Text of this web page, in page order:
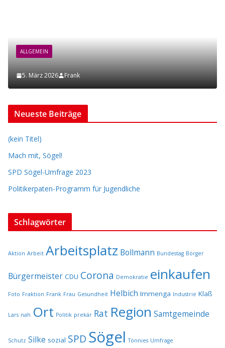
ALLGEMEIN
5. März 2026 Frank
Neueste Beiträge
(kein Titel)
Mach mit, Sögel!
SPD Sögel-Umfrage 2023
Politikerpaten-Programm für Jugendliche
Schlagwörter
Aktion Arbeit Arbeitsplatz Bollmann Bundestag Börger
Bürgermeister CDU Corona Demokratie einkaufen
Foto Fraktion Frank Frau Gesundheit Helbich Immenga Industrie Klaß
Lars nah Ort Politik prekär Rat Region Samtgemeinde
Schutz Silke sozial SPD Sögel Tönnies Umfrage